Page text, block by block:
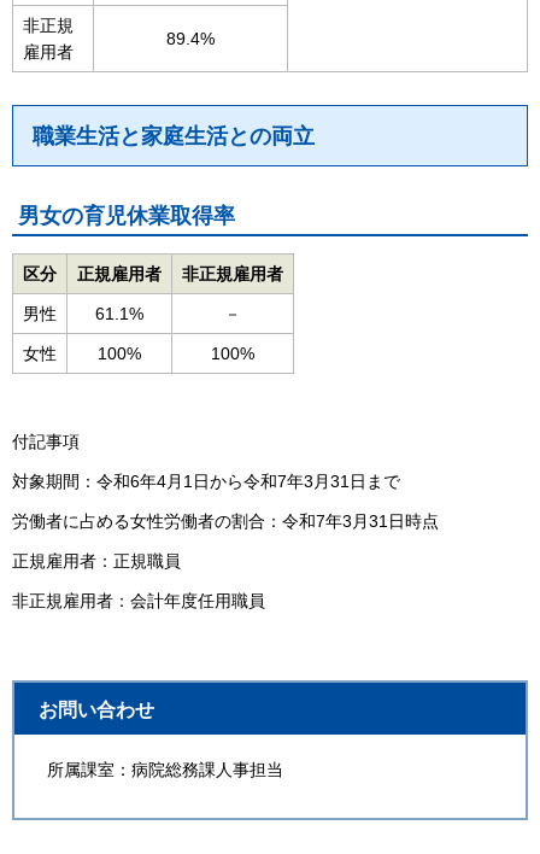
非正規
雇用者
89.4%
職業生活と家庭生活との両立
男女の育児休業取得率
区分 正規雇用者 非正規雇用者
男性 61.1% －
女性 100% 100%
付記事項
対象期間：令和6年4月1日から令和7年3月31日まで
労働者に占める女性労働者の割合：令和7年3月31日時点
正規雇用者：正規職員
非正規雇用者：会計年度任用職員
お問い合わせ
所属課室：病院総務課人事担当